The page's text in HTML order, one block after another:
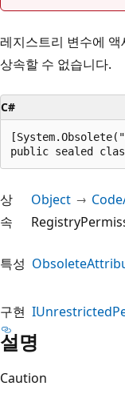
레지스트리 변수에
상속할 수 없습니다.
C#
public sealed
상
속
Object
특성
구현
설명
Caution